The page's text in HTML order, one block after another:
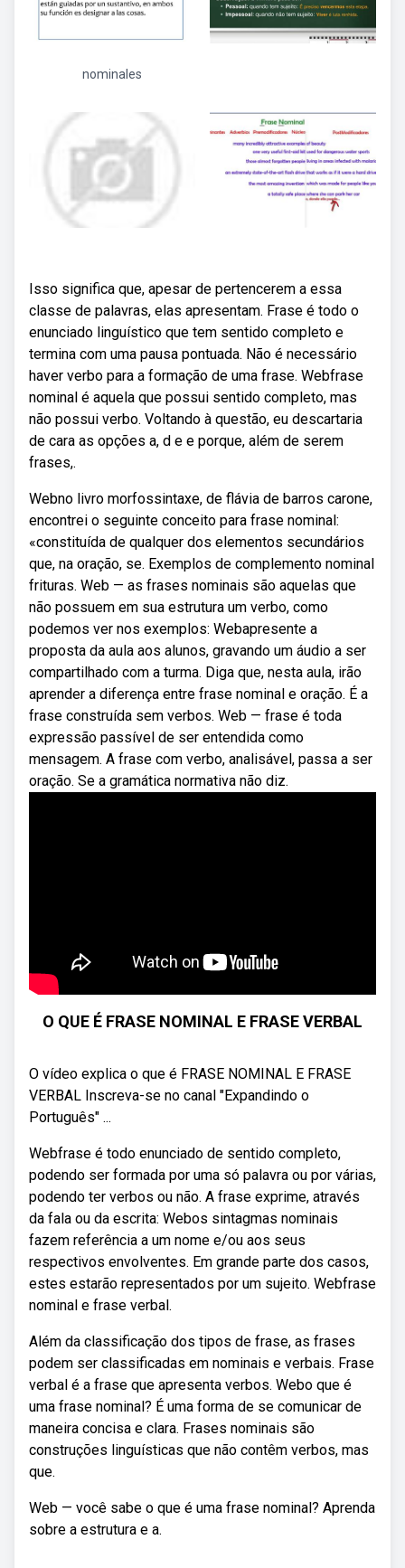
nominales
Isso significa que, apesar de pertencerem a essa
classe de palavras, elas apresentam. Frase é todo o
enunciado linguístico que tem sentido completo e
termina com uma pausa pontuada. Não é necessário
haver verbo para a formação de uma frase. Webfrase
nominal é aquela que possui sentido completo, mas
não possui verbo. Voltando à questão, eu descartaria
de cara as opções a, d e e porque, além de serem
frases,.
Webno livro morfossintaxe, de flávia de barros carone,
encontrei o seguinte conceito para frase nominal:
«constituída de qualquer dos elementos secundários
que, na oração, se. Exemplos de complemento nominal
frituras. Web — as frases nominais são aquelas que
não possuem em sua estrutura um verbo, como
podemos ver nos exemplos: Webapresente a
proposta da aula aos alunos, gravando um áudio a ser
compartilhado com a turma. Diga que, nesta aula, irão
aprender a diferença entre frase nominal e oração. É a
frase construída sem verbos. Web — frase é toda
expressão passível de ser entendida como
mensagem. A frase com verbo, analisável, passa a ser
oração. Se a gramática normativa não diz.
O QUE É FRASE NOMINAL E FRASE VERBAL
O vídeo explica o que é FRASE NOMINAL E FRASE
VERBAL Inscreva-se no canal "Expandindo o
Português" ...
Webfrase é todo enunciado de sentido completo,
podendo ser formada por uma só palavra ou por várias,
podendo ter verbos ou não. A frase exprime, através
da fala ou da escrita: Webos sintagmas nominais
fazem referência a um nome e/ou aos seus
respectivos envolventes. Em grande parte dos casos,
estes estarão representados por um sujeito. Webfrase
nominal e frase verbal.
Além da classificação dos tipos de frase, as frases
podem ser classificadas em nominais e verbais. Frase
verbal é a frase que apresenta verbos. Webo que é
uma frase nominal? É uma forma de se comunicar de
maneira concisa e clara. Frases nominais são
construções linguísticas que não contêm verbos, mas
que.
Web — você sabe o que é uma frase nominal? Aprenda
sobre a estrutura e a.